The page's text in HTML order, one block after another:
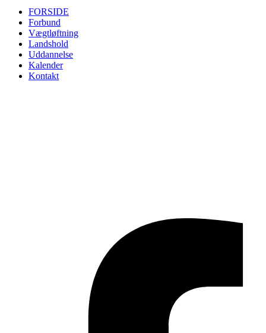
FORSIDE
Forbund
Vægtløftning
Landshold
Uddannelse
Kalender
Kontakt